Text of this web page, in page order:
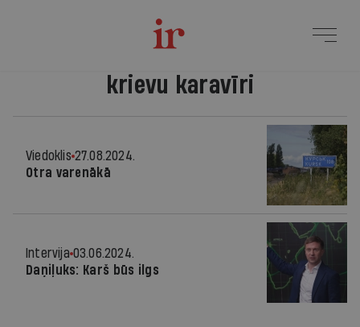
krievu karavīri
Viedoklis 27.08.2024.
Otra varenākā
Intervija 03.06.2024.
Daņiļuks: Karš būs ilgs